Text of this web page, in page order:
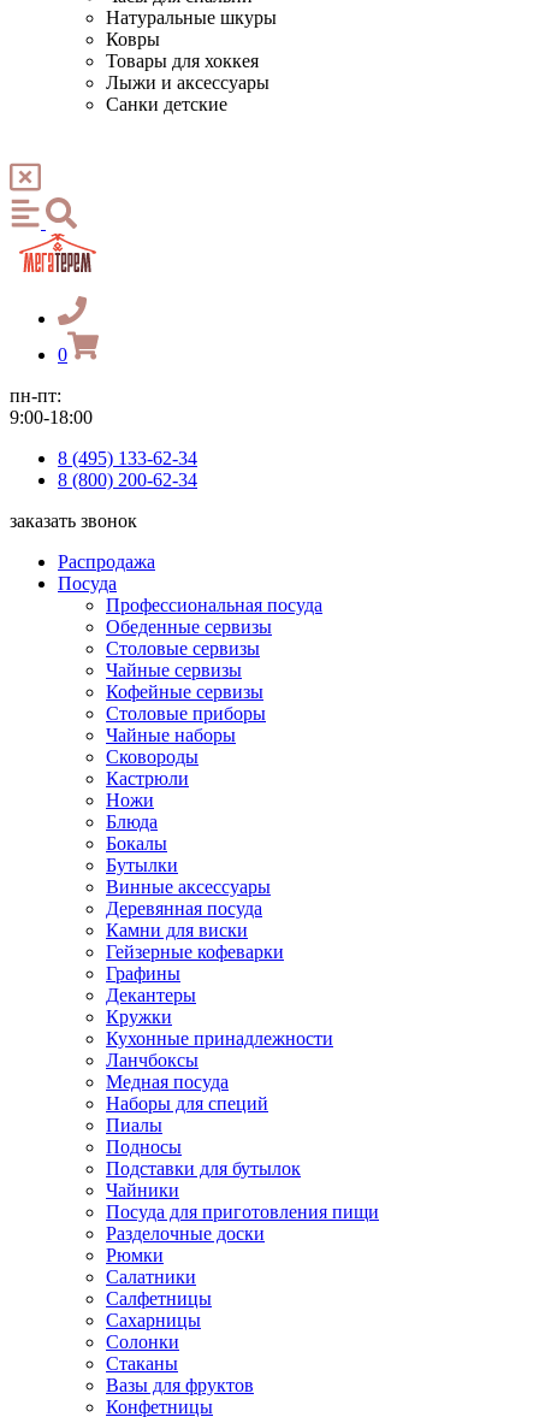
Натуральные шкуры
Ковры
Товары для хоккея
Лыжи и аксессуары
Санки детские
0
пн-пт:
9:00-18:00
8 (495) 133-62-34
8 (800) 200-62-34
заказать звонок
Распродажа
Посуда
Профессиональная посуда
Обеденные сервизы
Столовые сервизы
Чайные сервизы
Кофейные сервизы
Столовые приборы
Чайные наборы
Сковороды
Кастрюли
Ножи
Блюда
Бокалы
Бутылки
Винные аксессуары
Деревянная посуда
Камни для виски
Гейзерные кофеварки
Графины
Декантеры
Кружки
Кухонные принадлежности
Ланчбоксы
Медная посуда
Наборы для специй
Пиалы
Подносы
Подставки для бутылок
Чайники
Посуда для приготовления пищи
Разделочные доски
Рюмки
Салатники
Салфетницы
Сахарницы
Солонки
Стаканы
Вазы для фруктов
Конфетницы